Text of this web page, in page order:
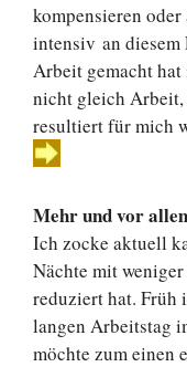
kompensieren
intensiv an diesem
Arbeit gemacht
nicht gleich Arbeit,
resultiert für mich
Mehr und vor
Ich zocke aktuell
Nächte mit
reduziert hat. Früh
langen Arbeitstag
möchte zum einen